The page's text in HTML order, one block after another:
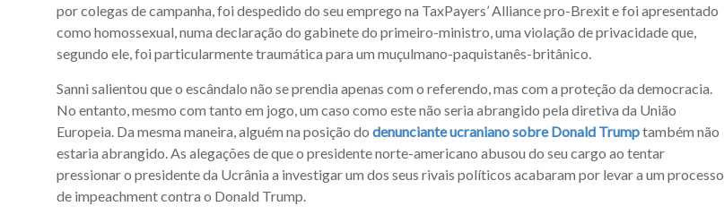
por colegas de campanha, foi despedido do seu emprego na TaxPayers’ Alliance pro-Brexit e foi apresentado
como homossexual, numa declaração do gabinete do primeiro-ministro, uma violação de privacidade que,
segundo ele, foi particularmente traumática para um muçulmano-paquistanês-britânico.
Sanni salientou que o escândalo não se prendia apenas com o referendo, mas com a proteção da democracia.
No entanto, mesmo com tanto em jogo, um caso como este não seria abrangido pela diretiva da União
Europeia. Da mesma maneira, alguém na posição do denunciante ucraniano sobre Donald Trumptambém não
estaria abrangido. As alegações de que o presidente norte-americano abusou do seu cargo ao tentar
pressionar o presidente da Ucrânia a investigar um dos seus rivais políticos acabaram por levar a um processo
de impeachment contra o Donald Trump.